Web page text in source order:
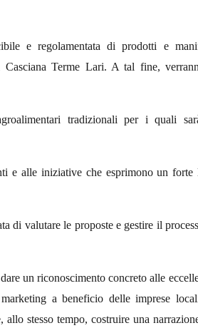
e regolamentata di prodotti e
Terme Lari. A tal fine,
tradizionali per i quali
e alle iniziative che esprimono un forte
di valutare le proposte e gestire il
un riconoscimento concreto alle
a beneficio delle imprese
stesso tempo, costruire una